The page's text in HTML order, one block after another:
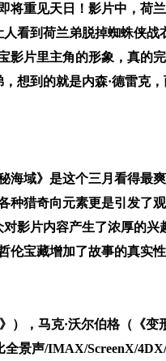
重见天日！影片中，荷
看到荷兰弟脱掉蜘蛛侠
片里主角的形象，真的
想到的就是内森·德雷克
域》是这个三月看得最
猎奇向元素更是引发了
影片内容产生了浓厚的
伦宝藏增加了故事的真实
，马克·沃尔伯格（《变
景声/IMAX/ScreenX/